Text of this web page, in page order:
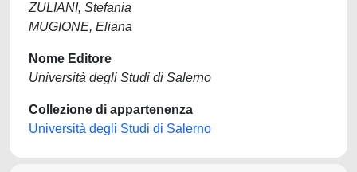
ZULIANI, Stefania
MUGIONE, Eliana
Nome Editore
Università degli Studi di Salerno
Collezione di appartenenza
Università degli Studi di Salerno